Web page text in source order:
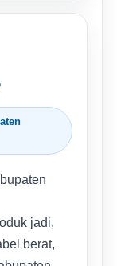
jadi,
berat,